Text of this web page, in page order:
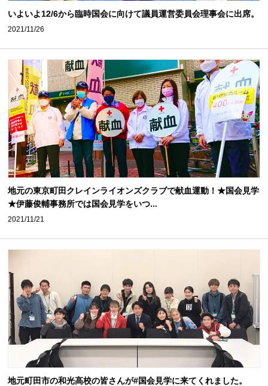
いよいよ12/6から臨時国会に向けて議員運営委員会理事会に出席。
2021/11/26
地元の東京町田クレインライオンズクラブで献血運動！★国会見学
★伊藤俊輔事務所では国会見学をいつ...
2021/11/21
地元町田市の和光高校の皆さんが#国会見学に来てくれました。